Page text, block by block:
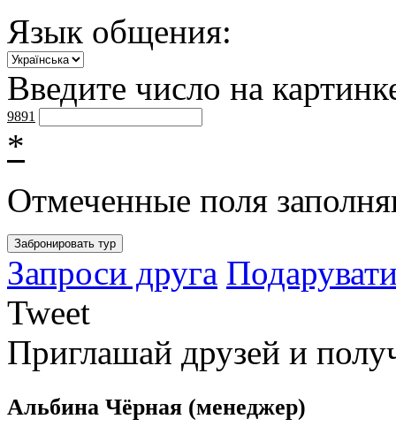
Язык общения:
Введите число на
9891
*
Отмеченные поля
Запроси друга
Tweet
Приглашай друзей и
Альбина Чёрная (менеджер)